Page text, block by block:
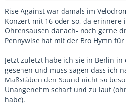
Rise Against war damals im
Konzert mit 16 oder so, da erinnere
Ohrensausen danach- noch gerne
Pennywise hat mit der Bro Hymn
Jetzt zuletzt habe ich sie in Berlin in
gesehen und muss sagen dass ich
Maßstäben den Sound nicht so
Unangenehm scharf und zu laut
habe).